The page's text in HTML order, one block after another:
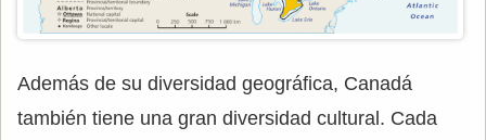
Además de su diversidad geográfica, Canadá
también tiene una gran diversidad cultural. Cada